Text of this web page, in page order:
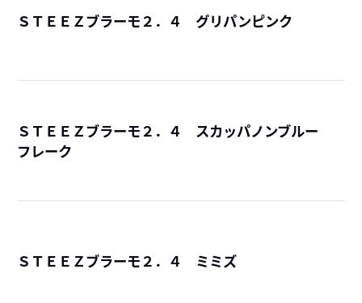
ＳＴＥＥＺブラーモ２．４ グリパンピンク
ＳＴＥＥＺブラーモ２．４ スカッパノンブルー
フレーク
ＳＴＥＥＺブラーモ２．４ ミミズ